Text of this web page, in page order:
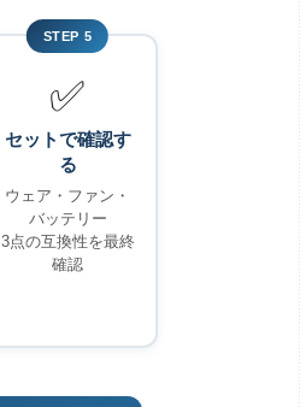
STEP 5
✅
セットで確認す
る
ウェア・ファン・
バッテリー
3点の互換性を最終
確認